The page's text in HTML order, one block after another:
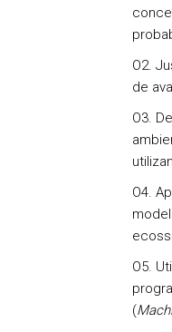
O2.
de
O3.
O4.
O5.
(